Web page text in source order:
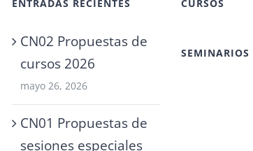
ENTRADAS RECIENTES
CN02 Propuestas de
cursos 2026
mayo 26, 2026
CN01 Propuestas de
sesiones especiales
CURSOS
SEMINARIOS